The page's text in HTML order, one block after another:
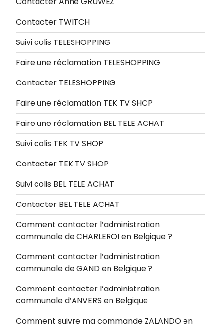
Contacter TWITCH
Suivi colis TELESHOPPING
Faire une réclamation TELESHOPPING
Contacter TELESHOPPING
Faire une réclamation TEK TV SHOP
Faire une réclamation BEL TELE ACHAT
Suivi colis TEK TV SHOP
Contacter TEK TV SHOP
Suivi colis BEL TELE ACHAT
Contacter BEL TELE ACHAT
Comment contacter l’administration
communale de CHARLEROI en Belgique ?
Comment contacter l’administration
communale de GAND en Belgique ?
Comment contacter l’administration
communale d’ANVERS en Belgique
Comment suivre ma commande ZALANDO en